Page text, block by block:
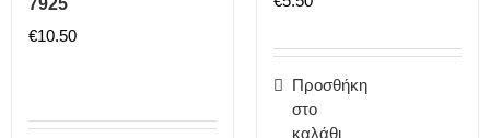
€10.50
Προσθήκη
στο
καλάθι